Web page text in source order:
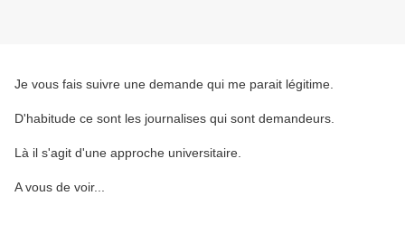
Je vous fais suivre une demande qui me parait légitime.
D'habitude ce sont les journalises qui sont demandeurs.
Là il s'agit d'une approche universitaire.
A vous de voir...